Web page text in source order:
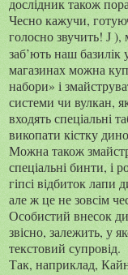
Чесно кажучи,
голосно звучить! J ),
заб’ють наш
магазинах можна
набори» і
системи чи вулкан,
входять спеціальні
викопати кістку
Можна також
спеціальні бинти, і
гіпсі відбиток лапи
але ж це не зовсім
Особистий внесок
звісно, залежить, у
текстовий супровід.
Так, наприклад,